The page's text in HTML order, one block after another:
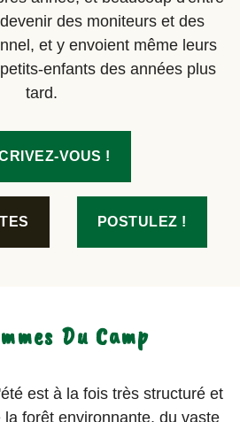
des moniteurs et des
et y envoient même leurs
enfants des années plus
tard.
VOUS !
POSTULEZ !
Du Camp
est à la fois très structuré et
forêt environnante, du vaste